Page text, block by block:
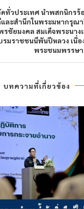
ทั่วประเทศ นำพสกนิกรร้
ละสำนึกในพระมหากรุณ
ชัยมงคล สมเด็จพระนาง
มราชชนนีพันปีหลวง เนื่อ
พระชนมพรรษา
บทความที่เกี่ยวข้อง